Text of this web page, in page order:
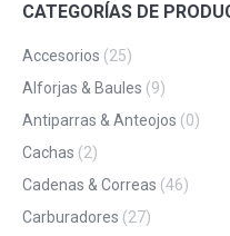
CATEGORÍAS DE
Accesorios (25)
Alforjas & Baules (9)
Antiparras & Anteojos (0)
Cachas (2)
Cadenas & Correas (46)
Carburadores (27)